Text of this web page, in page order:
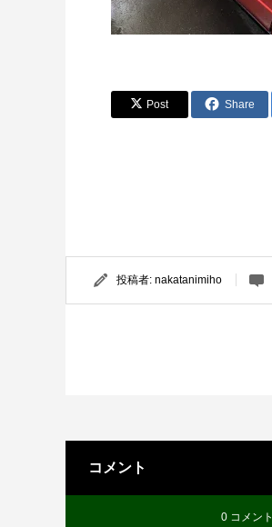
Post Share
投稿者: nakatanimiho
コメント
0 コメント